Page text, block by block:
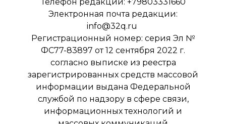
Электронная почта редакции:
info@32q.ru
Регистрационный номер: серия Эл №
ФС77-83897 от 12 сентября 2022 г.
согласно выписке из реестра
зарегистрированных средств массовой
информации выдана Федеральной
службой по надзору в сфере связи,
информационных технологий и